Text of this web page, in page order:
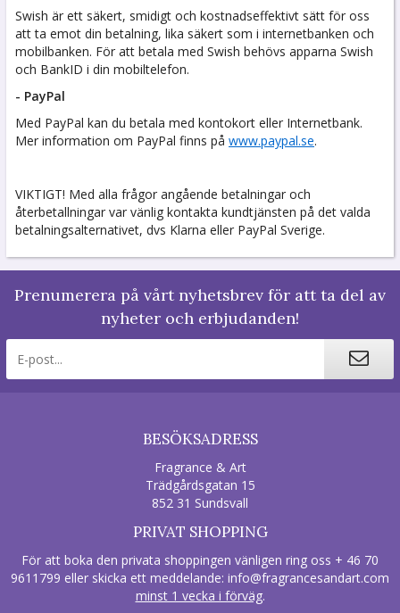
Swish är ett säkert, smidigt och kostnadseffektivt sätt för oss
att ta emot din betalning, lika säkert som i internetbanken och
mobilbanken. För att betala med Swish behövs apparna Swish
och BankID i din mobiltelefon.
- PayPal
Med PayPal kan du betala med kontokort eller Internetbank.
Mer information om PayPal finns på www.paypal.se.
VIKTIGT! Med alla frågor angående betalningar och
återbetallningar var vänlig kontakta kundtjänsten på det valda
betalningsalternativet, dvs Klarna eller PayPal Sverige.
Prenumerera på vårt nyhetsbrev för att ta del av
nyheter och erbjudanden!
BESÖKSADRESS
Fragrance & Art
Trädgårdsgatan 15
852 31 Sundsvall
PRIVAT SHOPPING
För att boka den privata shoppingen vänligen ring oss + 46 70
9611799 eller skicka ett meddelande: info@fragrancesandart.com
minst 1 vecka i förväg.